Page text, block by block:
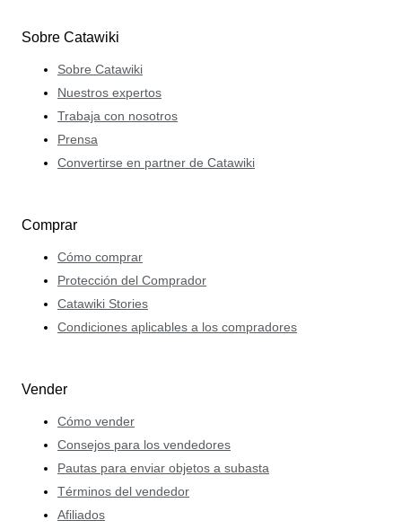
Sobre Catawiki
Sobre Catawiki
Nuestros expertos
Trabaja con nosotros
Prensa
Convertirse en partner de Catawiki
Comprar
Cómo comprar
Protección del Comprador
Catawiki Stories
Condiciones aplicables a los compradores
Vender
Cómo vender
Consejos para los vendedores
Pautas para enviar objetos a subasta
Términos del vendedor
Afiliados